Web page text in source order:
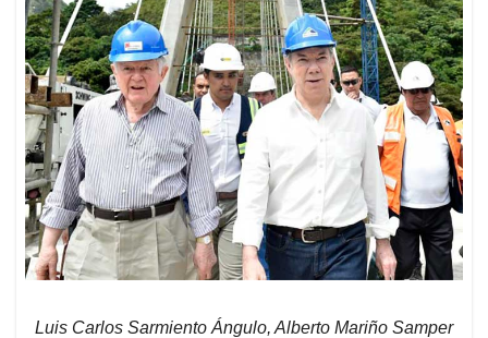
Luis Carlos Sarmiento Ángulo, Alberto Mariño Samper